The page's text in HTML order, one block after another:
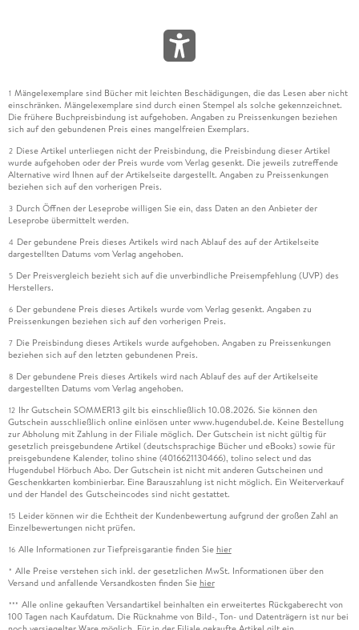
1 Mängelexemplare sind Bücher mit leichten Beschädigungen, die das Lesen aber nicht
einschränken. Mängelexemplare sind durch einen Stempel als solche gekennzeichnet.
Die frühere Buchpreisbindung ist aufgehoben. Angaben zu Preissenkungen beziehen
sich auf den gebundenen Preis eines mangelfreien Exemplars.
2 Diese Artikel unterliegen nicht der Preisbindung, die Preisbindung dieser Artikel
wurde aufgehoben oder der Preis wurde vom Verlag gesenkt. Die jeweils zutreffende
Alternative wird Ihnen auf der Artikelseite dargestellt. Angaben zu Preissenkungen
beziehen sich auf den vorherigen Preis.
3 Durch Öffnen der Leseprobe willigen Sie ein, dass Daten an den Anbieter der
Leseprobe übermittelt werden.
4 Der gebundene Preis dieses Artikels wird nach Ablauf des auf der Artikelseite
dargestellten Datums vom Verlag angehoben.
5 Der Preisvergleich bezieht sich auf die unverbindliche Preisempfehlung (UVP) des
Herstellers.
6 Der gebundene Preis dieses Artikels wurde vom Verlag gesenkt. Angaben zu
Preissenkungen beziehen sich auf den vorherigen Preis.
7 Die Preisbindung dieses Artikels wurde aufgehoben. Angaben zu Preissenkungen
beziehen sich auf den letzten gebundenen Preis.
8 Der gebundene Preis dieses Artikels wird nach Ablauf des auf der Artikelseite
dargestellten Datums vom Verlag angehoben.
12 Ihr Gutschein SOMMER13 gilt bis einschließlich 10.08.2026. Sie können den
Gutschein ausschließlich online einlösen unter www.hugendubel.de. Keine Bestellung
zur Abholung mit Zahlung in der Filiale möglich. Der Gutschein ist nicht gültig für
gesetzlich preisgebundene Artikel (deutschsprachige Bücher und eBooks) sowie für
preisgebundene Kalender, tolino shine (4016621130466), tolino select und das
Hugendubel Hörbuch Abo. Der Gutschein ist nicht mit anderen Gutscheinen und
Geschenkkarten kombinierbar. Eine Barauszahlung ist nicht möglich. Ein Weiterverkauf
und der Handel des Gutscheincodes sind nicht gestattet.
15 Leider können wir die Echtheit der Kundenbewertung aufgrund der großen Zahl an
Einzelbewertungen nicht prüfen.
16 Alle Informationen zur Tiefpreisgarantie finden Sie hier
* Alle Preise verstehen sich inkl. der gesetzlichen MwSt. Informationen über den
Versand und anfallende Versandkosten finden Sie hier
*** Alle online gekauften Versandartikel beinhalten ein erweitertes Rückgaberecht von
100 Tagen nach Kaufdatum. Die Rücknahme von Bild-, Ton- und Datenträgern ist nur bei